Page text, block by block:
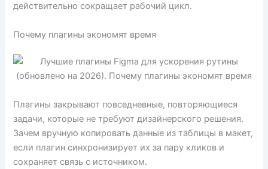
действительно сокращает рабочий цикл.
Почему плагины экономят время
Плагины закрывают повседневные, повторяющиеся
задачи, которые не требуют дизайнерского решения.
Зачем вручную копировать данные из таблицы в макет,
если плагин синхронизирует их за пару кликов и
сохраняет связь с источником.